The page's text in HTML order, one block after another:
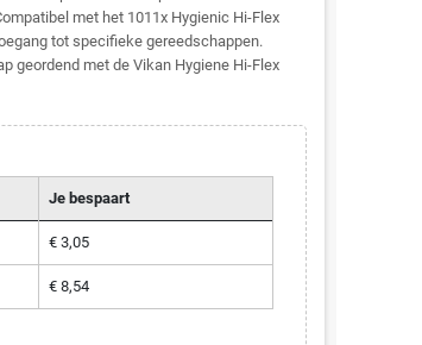
met het 1011x Hygienic Hi-Flex
tot specifieke gereedschappen.
geordend met de Vikan Hygiene Hi-Flex
Je bespaart
€ 3,05
€ 8,54